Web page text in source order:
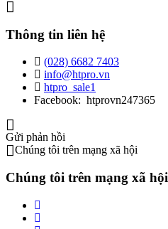
Thông tin liên hệ
(028) 6682 7403
info@htpro.vn
htpro_sale1
Facebook: htprovn247365
Gửi phản hồi
Chúng tôi trên mạng xã hội
Chúng tôi trên mạng xã hội